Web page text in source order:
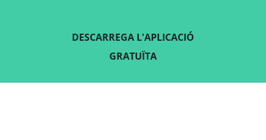
DESCARREGA L'APLICACIÓ
GRATUÏTA